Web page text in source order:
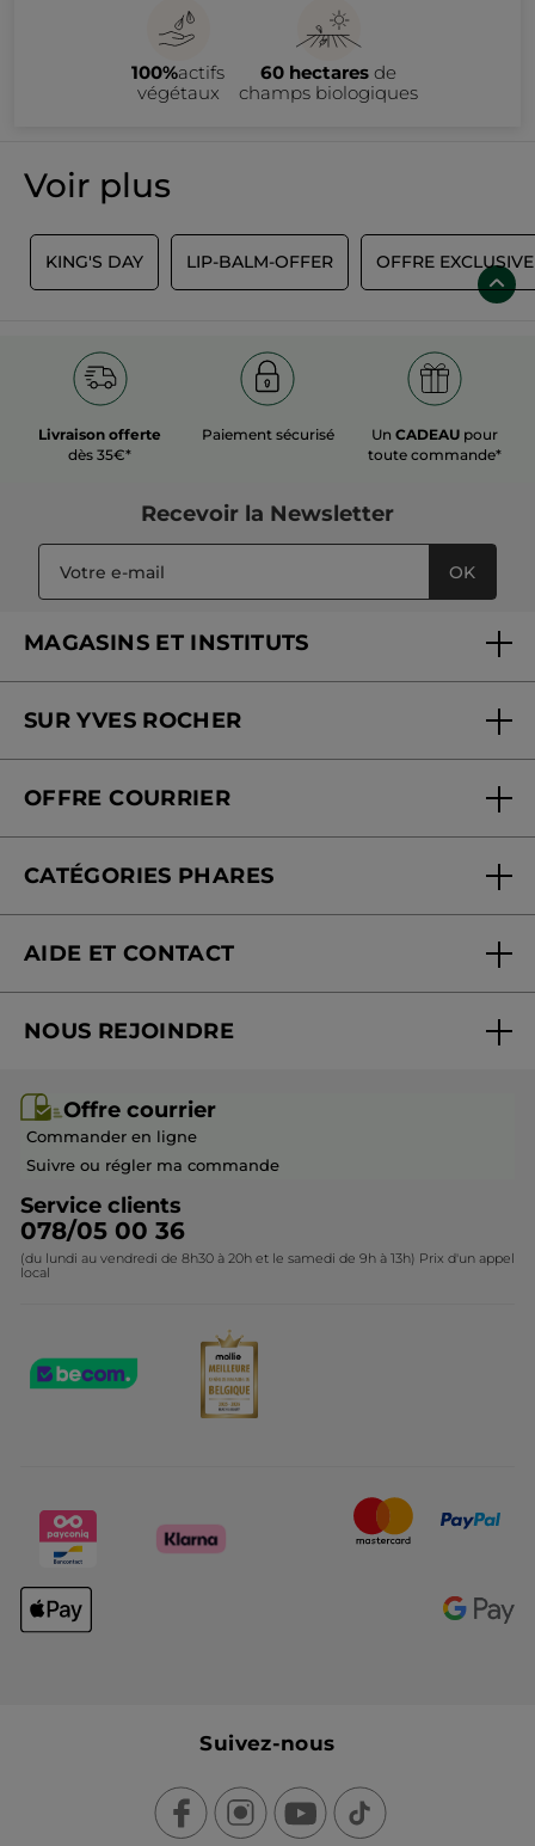
100%actifs
végétaux
60 hectares de
champs biologiques
Voir plus
KING'S DAY LIP-BALM-OFFER OFFRE EXCLUSIVE
Livraison offerte
dès 35€*
Paiement sécurisé UnCADEAU pour
toute commande*
Recevoir la Newsletter
OK
MAGASINS ET INSTITUTS
Soins en institut
SUR YVES ROCHER
Nos engagements
Blog Act Beautiful
OFFRE COURRIER
CATÉGORIES PHARES
Promotions
Idées cadeaux
Collection de Noël
AIDE ET CONTACT
Mes cadeaux
Questions & Réponses
Contactez-nous
NOUS REJOINDRE
Devenir franchisé ou gérant
Offre courrier
Commander en ligne
Suivre ou régler ma commande
Service clients
078/05 00 36
(du lundi au vendredi de 8h30 à 20h et le samedi de 9h à 13h) Prix d'un appel
local
Suivez-nous